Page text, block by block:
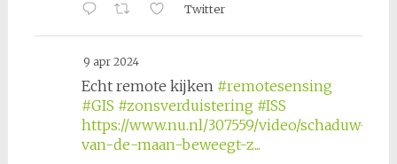
Twitter
9 apr 2024
Echt remote kijken #remotesensing
#GIS #zonsverduistering #ISS
https://www.nu.nl/307559/video/schaduw-
van-de-maan-beweegt-z...